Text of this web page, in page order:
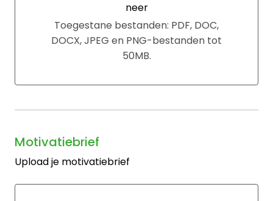
neer
Bestand uploaden of sleep en zet hier neer
Toegestane bestanden: PDF, DOC,
DOCX, JPEG en PNG-bestanden tot
50MB.
Motivatiebrief
Upload je motivatiebrief